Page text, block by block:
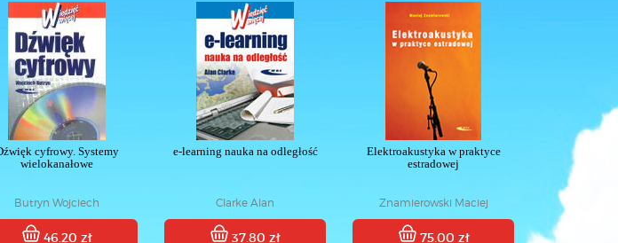
cyfrowy. Systemy
wielokanałowe
Butryn Wojciech
46.20 zł
e-learning nauka na odległość
Clarke Alan
37.80 zł
Elektroakustyka w praktyce
estradowej
Znamierowski Maciej
75.00 zł